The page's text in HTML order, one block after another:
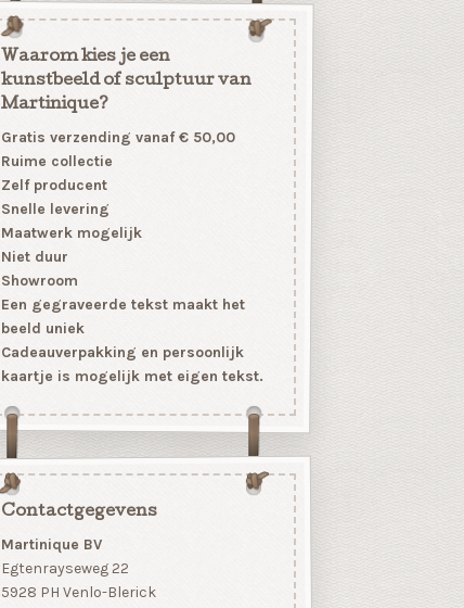
Waarom kies je een
kunstbeeld of sculptuur van
Martinique?
Gratis verzending vanaf € 50,00
Ruime collectie
Zelf producent
Snelle levering
Maatwerk mogelijk
Niet duur
Showroom
Een gegraveerde tekst maakt het
beeld uniek
Cadeauverpakking en persoonlijk
kaartje is mogelijk met eigen tekst.
Contactgegevens
Martinique BV
Egtenrayseweg 22
5928 PH Venlo-Blerick